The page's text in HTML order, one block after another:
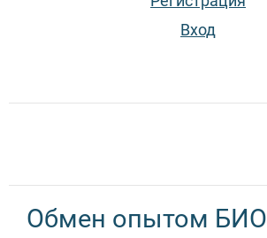
Вход
Обмен опытом БИО